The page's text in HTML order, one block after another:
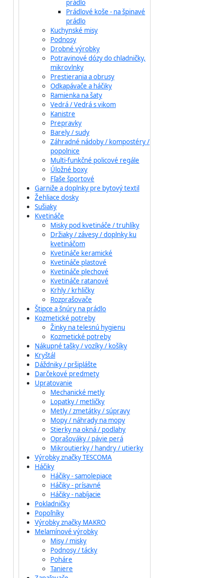
prádlo
Prádlové koše - na špinavé
prádlo
Kuchynské misy
Podnosy
Drobné výrobky
Potravinové dózy do chladničky,
mikrovlnky
Prestierania a obrusy
Odkapávače a háčiky
Ramienka na šaty
Vedrá / Vedrá s vikom
Kanistre
Prepravky
Barely / sudy
Záhradné nádoby / kompostéry /
popolnice
Multi-funkčné policové regále
Úložné boxy
Fľaše športové
Garniže a doplnky pre bytový textil
Žehliace dosky
Sušiaky
Kvetináče
Misky pod kvetináče / truhlíky
Držiaky / závesy / doplnky ku
kvetináčom
Kvetináče keramické
Kvetináče plastové
Kvetináče plechové
Kvetináče ratanové
Krhly / krhličky
Rozprašovače
Štipce a šnúry na prádlo
Kozmetické potreby
Žinky na telesnú hygienu
Kozmetické potreby
Nákupné tašky / vozíky / košíky
Kryštál
Dáždniky / pršiplášte
Darčekové predmety
Upratovanie
Mechanické metly
Lopatky / metličky
Metly / zmetátky / súpravy
Mopy / náhrady na mopy
Stierky na okná / podlahy
Oprašováky / pávie perá
Mikroutierky / handry / utierky
Výrobky značky TESCOMA
Háčiky
Háčiky - samolepiace
Háčiky - prísavné
Háčiky - nabíjacie
Pokladničky
Popoľníky
Výrobky značky MAKRO
Melamínové výrobky
Misy / misky
Podnosy / tácky
Poháre
Taniere